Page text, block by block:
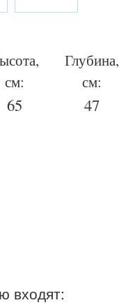
см:
65
Глубина,
см:
47
входят: